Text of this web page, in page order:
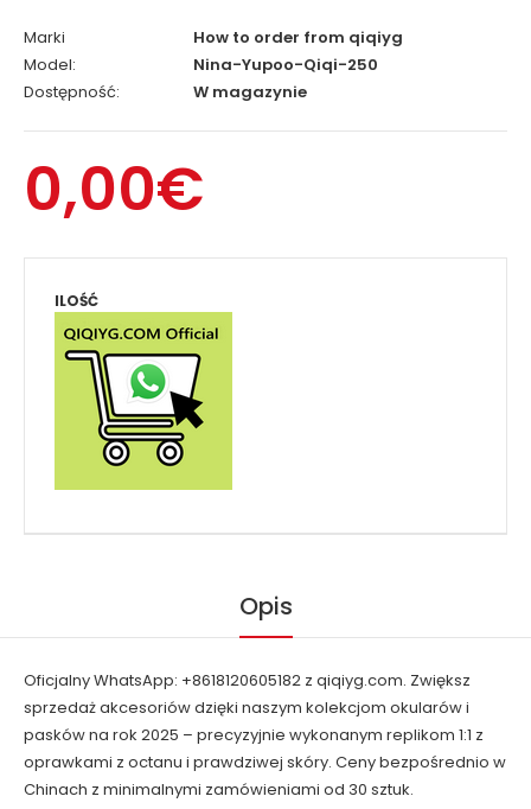
Marki
How to order from qiqiyg
Model:
Nina-Yupoo-Qiqi-250
Dostępność:
W magazynie
0,00€
ILOŚĆ
Opis
Oficjalny WhatsApp: +8618120605182 z qiqiyg.com. Zwiększ
sprzedaż akcesoriów dzięki naszym kolekcjom okularów i
pasków na rok 2025 – precyzyjnie wykonanym replikom 1:1 z
oprawkami z octanu i prawdziwej skóry. Ceny bezpośrednio w
Chinach z minimalnymi zamówieniami od 30 sztuk.